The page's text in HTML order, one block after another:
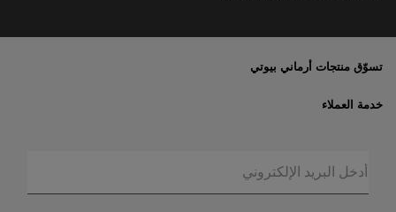
تسوّق منتجات أرماني بيوتي
العروض الحصريّة
المكياج
العطور
خدمة العملاء
حالة الطلبيّة
الخصوصيّة والأمن